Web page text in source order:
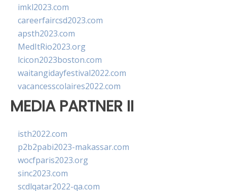
imkl2023.com
careerfaircsd2023.com
apsth2023.com
MedItRio2023.org
lcicon2023boston.com
waitangidayfestival2022.com
vacancesscolaires2022.com
MEDIA PARTNER II
isth2022.com
p2b2pabi2023-makassar.com
wocfparis2023.org
sinc2023.com
scdlqatar2022-qa.com